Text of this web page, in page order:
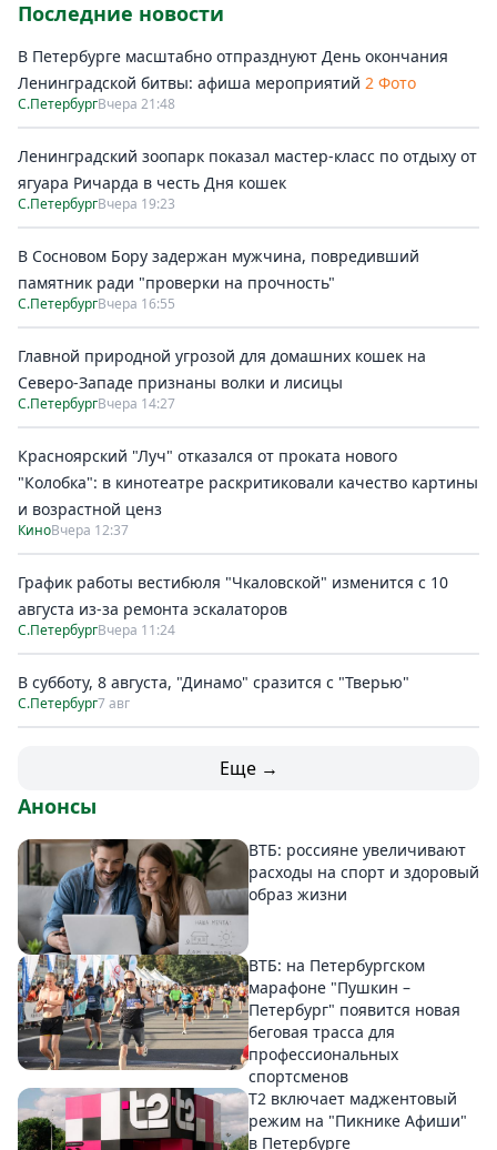
Последние новости
В Петербурге масштабно отпразднуют День окончания
Ленинградской битвы: афиша мероприятий 2 Фото
С.ПетербургВчера 21:48
Ленинградский зоопарк показал мастер-класс по отдыху от
ягуара Ричарда в честь Дня кошек
С.ПетербургВчера 19:23
В Сосновом Бору задержан мужчина, повредивший
памятник ради "проверки на прочность"
С.ПетербургВчера 16:55
Главной природной угрозой для домашних кошек на
Северо-Западе признаны волки и лисицы
С.ПетербургВчера 14:27
Красноярский "Луч" отказался от проката нового
"Колобка": в кинотеатре раскритиковали качество картины
и возрастной ценз
КиноВчера 12:37
График работы вестибюля "Чкаловской" изменится с 10
августа из-за ремонта эскалаторов
С.ПетербургВчера 11:24
В субботу, 8 августа, "Динамо" сразится с "Тверью"
С.Петербург7 авг
Еще →
Анонсы
ВТБ: россияне увеличивают
расходы на спорт и здоровый
образ жизни
ВТБ: на Петербургском
марафоне "Пушкин –
Петербург" появится новая
беговая трасса для
профессиональных
спортсменов
Т2 включает маджентовый
режим на "Пикнике Афиши"
в Петербурге